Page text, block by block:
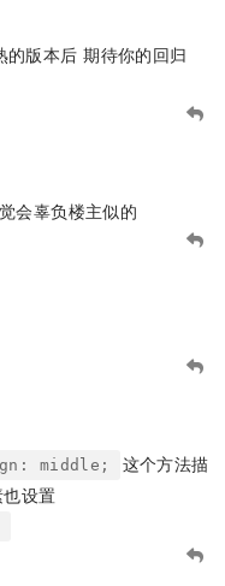
的版本后 期待你的回归
会辜负楼主似的
middle;
这个方法描
设置